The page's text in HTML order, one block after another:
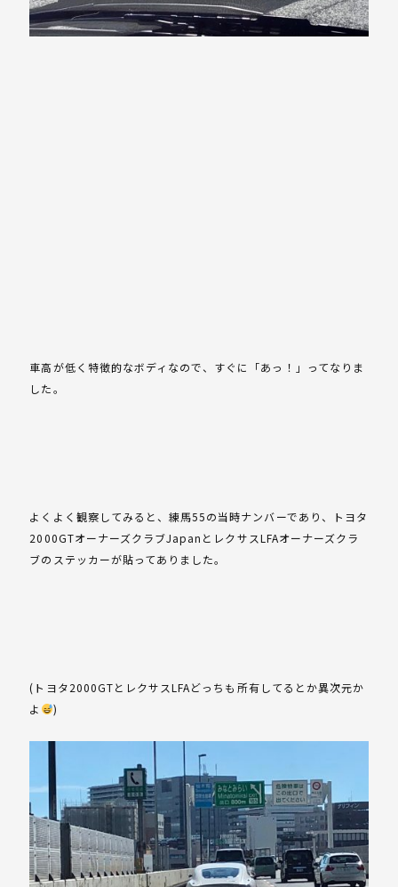
車高が低く特徴的なボディなので、すぐに「あっ！」ってなりま
した。
よくよく観察してみると、練馬55の当時ナンバーであり、トヨタ
2000GTオーナーズクラブJapanとレクサスLFAオーナーズクラ
ブのステッカーが貼ってありました。
(トヨタ2000GTとレクサスLFAどっちも所有してるとか異次元か
よ
)